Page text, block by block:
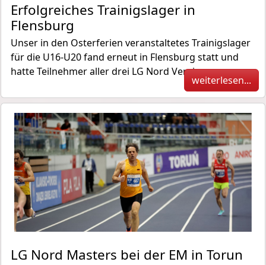
Erfolgreiches Trainigslager in
Flensburg
Unser in den Osterferien veranstaltetes Trainigslager
für die U16-U20 fand erneut in Flensburg statt und
hatte Teilnehmer aller drei LG Nord Vereine.
weiterlesen...
LG Nord Masters bei der EM in Torun